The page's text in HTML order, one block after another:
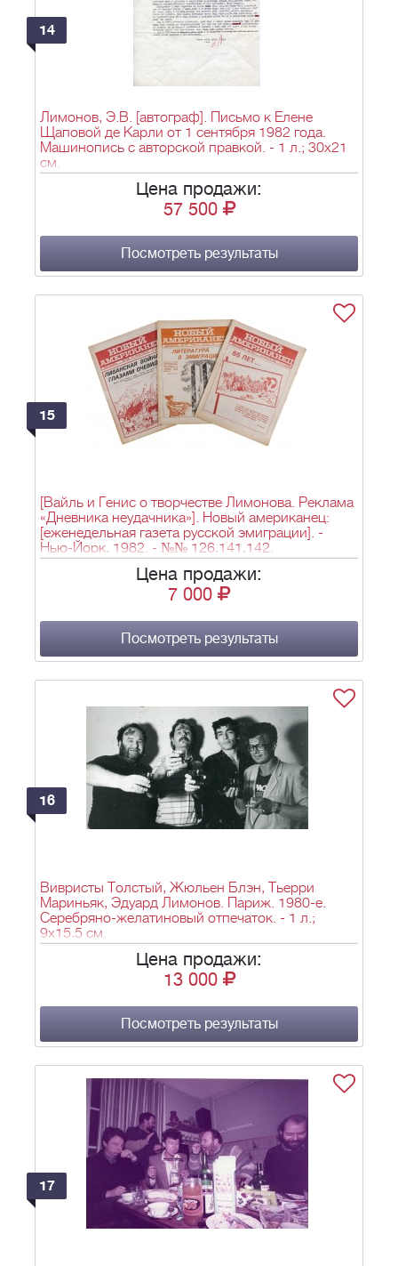
14
Лимонов, Э.В. [автограф]. Письмо к Елене
Щаповой де Карли от 1 сентября 1982 года.
Машинопись с авторской правкой. - 1 л.; 30x21
см.
Цена продажи:
57 500
Посмотреть результаты
15
[Вайль и Генис о творчестве Лимонова. Реклама
«Дневника неудачника»]. Новый американец:
[еженедельная газета русской эмиграции]. -
Нью-Йорк, 1982. - №№ 126,141,142.
Цена продажи:
7 000
Посмотреть результаты
16
Вивристы Толстый, Жюльен Блэн, Тьерри
Мариньяк, Эдуард Лимонов. Париж. 1980-е.
Серебряно-желатиновый отпечаток. - 1 л.;
9х15,5 см.
Цена продажи:
13 000
Посмотреть результаты
17